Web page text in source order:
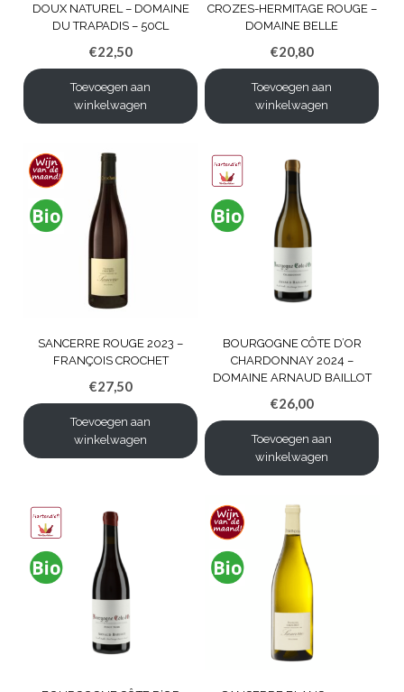
DOUX NATUREL – DOMAINE
DU TRAPADIS – 50CL
€22,50
Toevoegen aan
winkelwagen
CROZES-HERMITAGE ROUGE –
DOMAINE BELLE
€20,80
Toevoegen aan
winkelwagen
SANCERRE ROUGE 2023 –
FRANÇOIS CROCHET
€27,50
Toevoegen aan
winkelwagen
BOURGOGNE CÔTE D’OR
CHARDONNAY 2024 –
DOMAINE ARNAUD BAILLOT
€26,00
Toevoegen aan
winkelwagen